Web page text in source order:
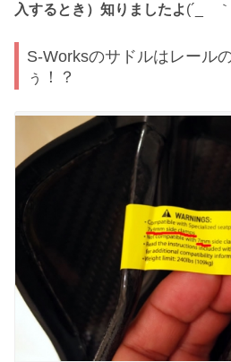
入するとき）知りましたよ (´_ゝ
S-Worksのサドルはレール
ぅ！？